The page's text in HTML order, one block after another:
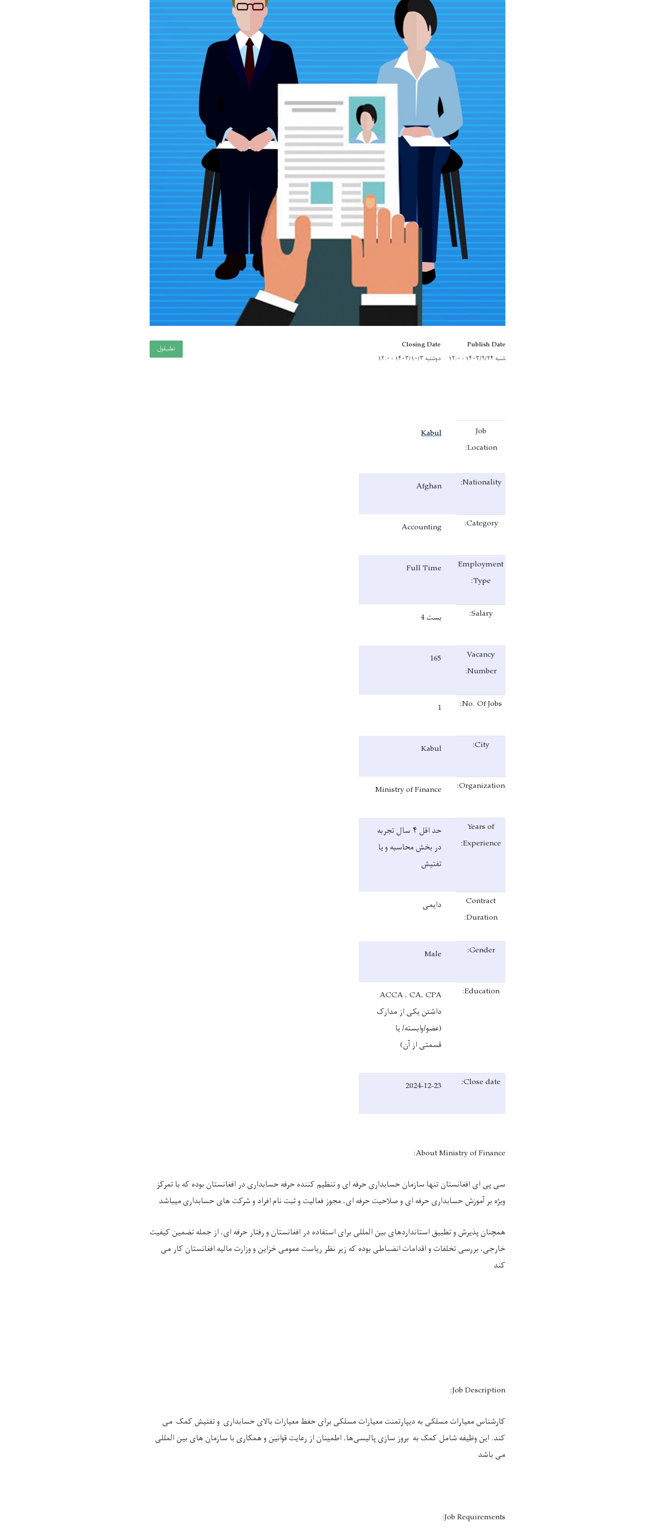
Publish Date
شنبه ۱۴۰۳/۹/۲۴ - ۱۲:۰
Closing Date
دوشنبه ۱۴۰۳/۱۰/۳ - ۱۲:۰
تطبيقول
Job
Location:
Kabul
Nationality:
Afghan
Category:
Accounting
Employment
Type:
Full Time
Salary: بست 4
Vacancy
Number:
165
No. Of Jobs:
1
City:
Kabul
Organization:
Ministry of Finance
Years of
Experience:
حد اقل ۴ سال تجربه
در بخش محاسبه و یا
تفتیش
Contract
Duration:
دایمی
Gender:
Male
Education:
ACCA ، CA، CPA
داشتن یکی از مدارک
(عضو/وابسته/ یا
قسمتی از آن)
Close date:
2024-12-23
About Ministry of Finance:
سی پی ای افغانستان تنها سازمان حسابداری حرفه ای و تنظیم کننده حرفه حسابداری در افغانستان بوده که با تمرکز
ویژه بر آموزش حسابداری حرفه ای و صلاحیت حرفه ای، مجوز فعالیت و ثبت نام افراد و شرکت های حسابداری میباشد
همچنان پذیرش و تطبیق استانداردهای بین المللی برای استفاده در افغانستان و رفتار حرفه ای، از جمله تضمین کیفیت
خارجی، بررسی تخلفات و اقدامات انضباطی بوده که زیر نظر ریاست عمومی خزاین و وزارت مالیه افغانستان کار می
کند
Job Description:
کارشناس معیارات مسلکی به دیپارتمنت معیارات مسلکی برای حفظ معیارات بالای حسابداری و تفتیش کمک می‌
کند. این وظیفه شامل کمک به ‌ بروز سازی پالیسی‌ها، اطمینان از رعایت قوانین و همکاری با سازمان ‌های بین ‌المللی
می ‌باشد
Job Requirements: